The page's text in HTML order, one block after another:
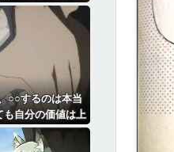
○○するのは本当
も自分の価値は上
さってしまう